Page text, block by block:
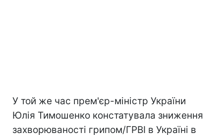
У той же час прем'єр-міністр України
Юлія Тимошенко констатувала зниження
захворюваності грипом/ГРВІ в Україні в